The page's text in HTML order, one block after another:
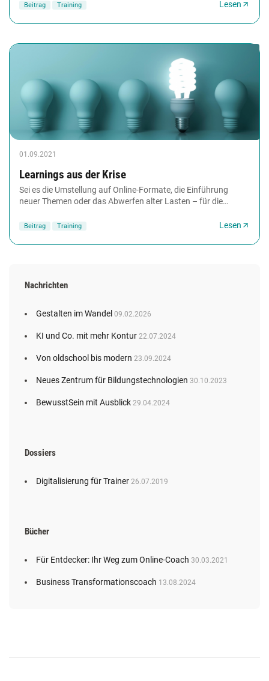
Beitrag Training Lesen
01.09.2021
Learnings aus der Krise
Sei es die Umstellung auf Online-Formate, die Einführung
neuer Themen oder das Abwerfen alter Lasten – für die
Beitrag Training Lesen
Nachrichten
Gestalten im Wandel 09.02.2026
KI und Co. mit mehr Kontur 22.07.2024
Von oldschool bis modern 23.09.2024
Neues Zentrum für Bildungstechnologien 30.10.2023
BewusstSein mit Ausblick 29.04.2024
Dossiers
Digitalisierung für Trainer 26.07.2019
Bücher
Für Entdecker: Ihr Weg zum Online-Coach 30.03.2021
Business Transformationscoach 13.08.2024